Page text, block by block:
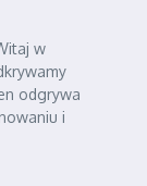
w
odgrywa
i